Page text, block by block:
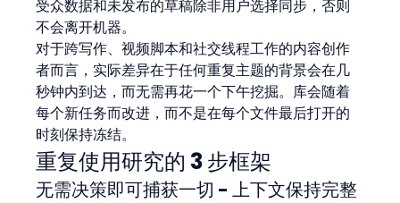
受众数据和未发布的草稿除非用户选择同步，否则
不会离开机器。
对于跨写作、视频脚本和社交线程工作的内容创作
者而言，实际差异在于任何重复主题的背景会在几
秒钟内到达，而无需再花一个下午挖掘。库会随着
每个新任务而改进，而不是在每个文件最后打开的
时刻保持冻结。
重复使用研究的 3 步框架
无需决策即可捕获一切 - 上下文保持完整